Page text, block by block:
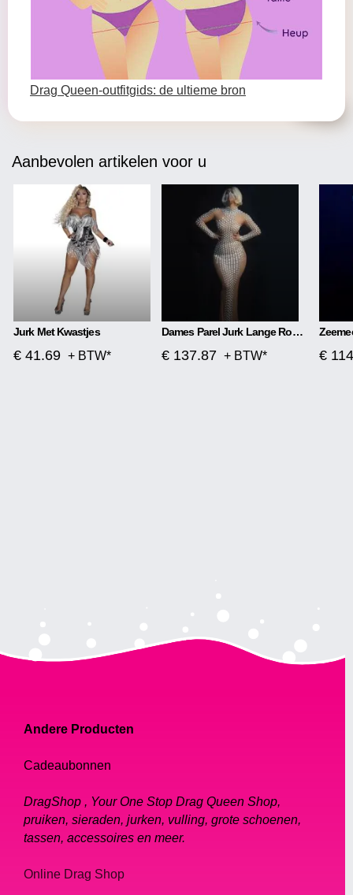
Drag Queen-outfitgids: de ultieme bron
Aanbevolen artikelen voor u
Jurk Met Kwastjes
€ 41.69 + BTW*
Dames Parel Jurk Lange Rok Strak
€ 137.87 + BTW* €
Andere Producten
Cadeaubonnen
DragShop , Your One Stop Drag Queen Shop,
pruiken, sieraden, jurken, vulling, grote schoenen,
tassen, accessoires en meer.
Online Drag Shop